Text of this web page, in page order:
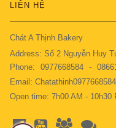
LIÊN HỆ
Chát A Thịnh Bakery
Address: Số 2 Nguyễn Huy
Phone:
0977668584 -
Email:
Open time: 7h00 AM - 10h30